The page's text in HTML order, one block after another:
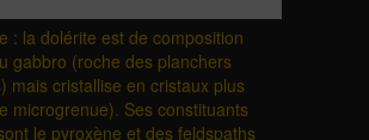
: la dolérite est de composition
gabbro (roche des planchers
mais cristallise en cristaux plus
microgrenue). Ses constituants
le pyroxène et des feldspaths